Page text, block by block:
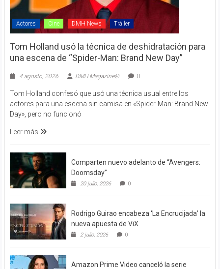
Actores Cine DMH News Tráiler
Tom Holland usó la técnica de deshidratación para
una escena de “Spider-Man: Brand New Day”
4 agosto, 2026 DMH Magazine® 0
Tom Holland confesó que usó una técnica usual entre los
actores para una escena sin camisa en «Spider-Man: Brand New
Day», pero no funcionó
Leer más
Comparten nuevo adelanto de “Avengers:
Doomsday”
20 julio, 2026 0
Rodrigo Guirao encabeza ‘La Encrucijada’ la
nueva apuesta de ViX
2 julio, 2026 0
Amazon Prime Video canceló la serie